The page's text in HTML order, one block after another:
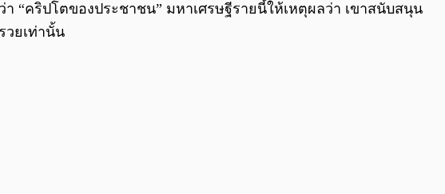
า “คริปโตของประชาชน” มหาเศรษฐีรายนี้ให้เหตุผลว่า เขาสนับสนุน
ยเท่านั้น